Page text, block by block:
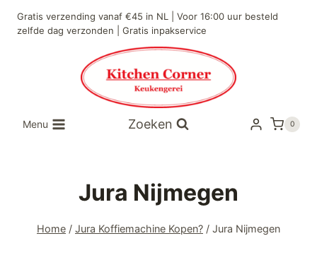
Gratis verzending vanaf €45 in NL | Voor 16:00 uur besteld
zelfde dag verzonden | Gratis inpakservice
Menu Zoeken 0
Jura Nijmegen
Home / Jura Koffiemachine Kopen? / Jura Nijmegen